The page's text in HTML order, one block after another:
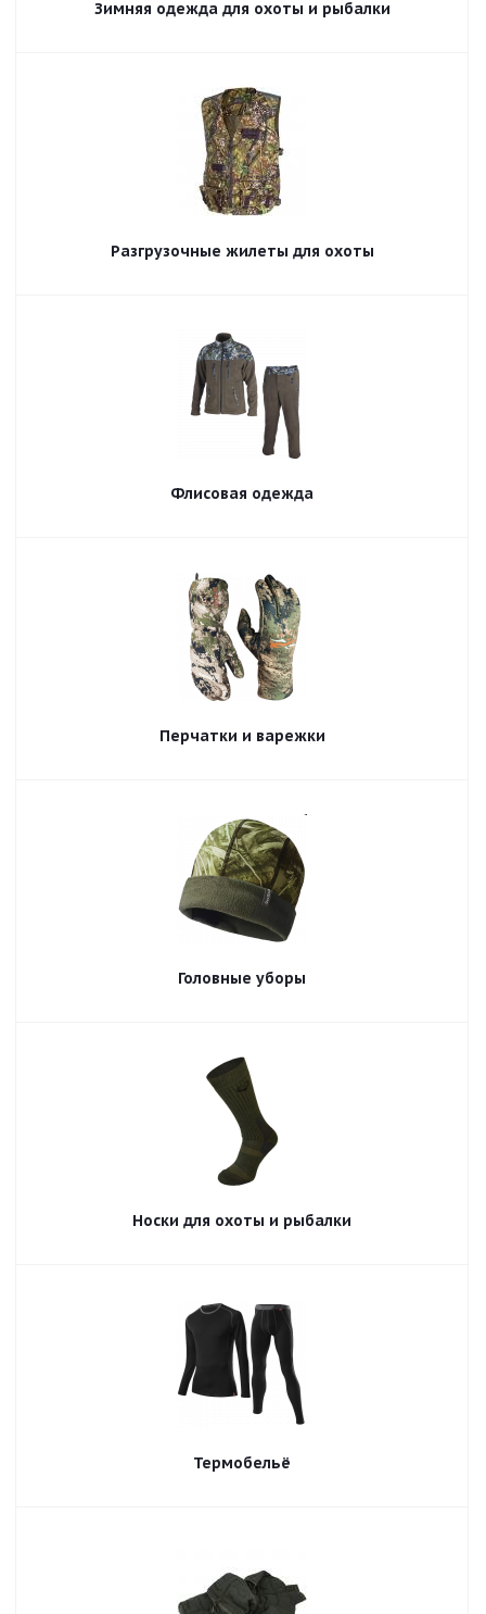
Зимняя одежда для охоты и рыбалки
Разгрузочные жилеты для охоты
Флисовая одежда
Перчатки и варежки
Головные уборы
Носки для охоты и рыбалки
Термобельё